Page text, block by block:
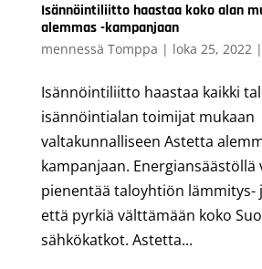
Isännöintiliitto haastaa koko alan
alemmas -kampanjaan
mennessä Tomppa | loka 25, 2022|
Isännöintiliitto haastaa kaikki
isännöintialan toimijat mukaan
valtakunnalliseen Astetta
kampanjaan. Energiansäästöllä
pienentää taloyhtiön lämmitys-
että pyrkiä välttämään koko
sähkökatkot. Astetta...